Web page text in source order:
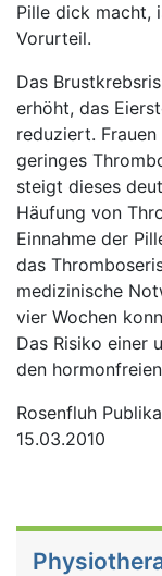
Pille dick macht,
Vorurteil.
Das
erhöht, das
reduziert.
geringes
steigt dieses
Häufung von
Einnahme der
das
medizinische
vier Wochen
Das Risiko einer
den
Rosenfluh
15.03.2010